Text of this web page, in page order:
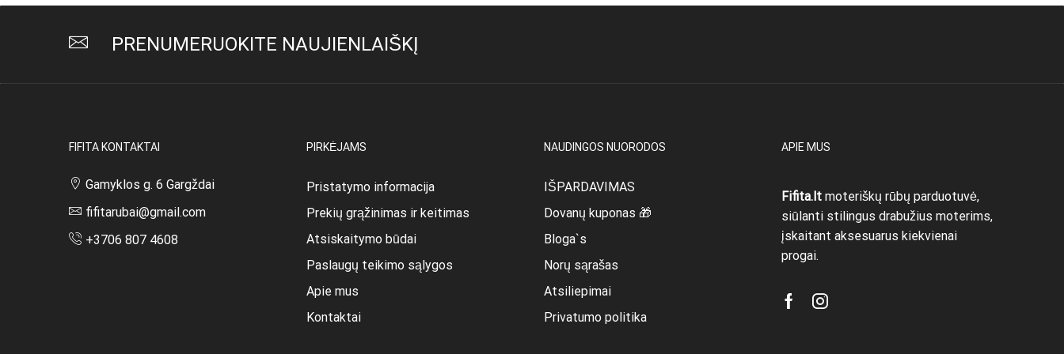
variants.
options
variants.
options
may
PRENUMERUOKITE NAUJIENLAIŠKĮ
FIFITA KONTAKTAI
Gamyklos g. 6 Gargždai
fifitarubai@gmail.com
+3706 807 4608
PIRKĖJAMS
Pristatymo informacija
Prekių grąžinimas ir keitimas
Atsiskaitymo būdai
Paslaugų teikimo sąlygos
Apie mus
Kontaktai
NAUDINGOS NUORODOS
IŠPARDAVIMAS
Dovanų kuponas 🎁
Bloga`s
Norų sąrašas
Atsiliepimai
Privatumo politika
APIE MUS
Fifita.lt moteriškų rūbų parduotuvė,
siūlanti stilingus drabužius moterims,
įskaitant aksesuarus kiekvienai
progai.
FacebookInstagram